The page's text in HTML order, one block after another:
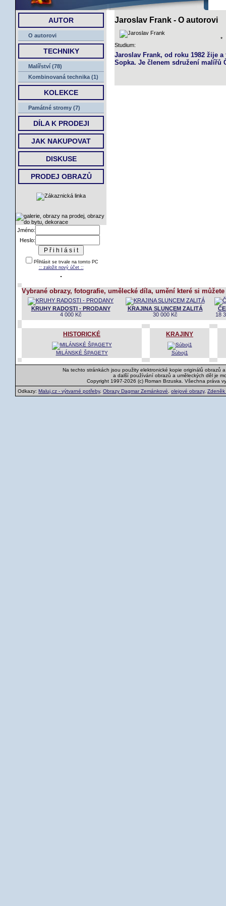
AUTOR
O autorovi
TECHNIKY
Malířství (78)
Kombinovaná technika (1)
KOLEKCE
Památné stromy (7)
DÍLA K PRODEJI
JAK NAKUPOVAT
DISKUSE
PRODEJ OBRAZŮ
Jméno:
Heslo:
Přihlásit se trvale na tomto PC
:: založit nový účet ::
Jaroslav Frank - O autorovi
*
Studium:
Jaroslav Frank, od roku 1982 žije
Sopka. Je členem sdružení malířů
Vybrané obrazy, fotografie, umělecké díla, umění které si
KRUHY RADOSTI - PRODANY
4 000 Kč
KRAJINA SLUNCEM ZALITÁ
30 000 Kč
18
HISTORICKÉ
MILÁNSKÉ ŠPAGETY
KRAJINY
Súboj1
Na techto stránkách jsou použity elektronické kopie originálů obrazů
a další používání obrazů a uměleckých děl je
Copyright 1997-2026 (c) Roman Brzuska. Všechna práva
Odkazy: Maluj.cz - výtvarné potřeby, Obrazy Dagmar Zemánkové olejové obrazy, Zdeněk